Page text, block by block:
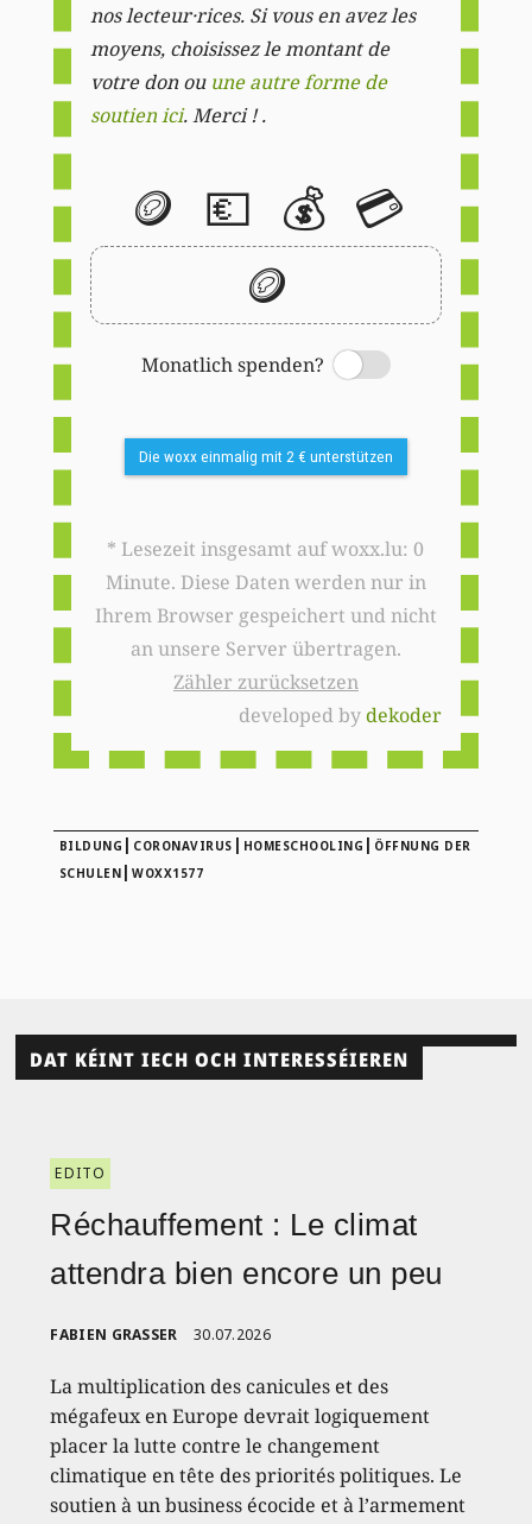
nos lecteur·rices. Si vous en avez les
moyens, choisissez le montant de
votre don ou une autre forme de
soutien ici. Merci ! .
🪙 💶 💰 💳
🪙
Monatlich spenden?
Switch
Die woxx einmalig mit 2 € unterstützen
* Lesezeit insgesamt auf woxx.lu: 0
Minute. Diese Daten werden nur in
Ihrem Browser gespeichert und nicht
an unsere Server übertragen.
Zähler zurücksetzen
developed bydekoder
BILDUNG | CORONAVIRUS | HOMESCHOOLING | ÖFFNUNG DER
SCHULEN |WOXX1577
DAT KÉINT IECH OCH INTERESSÉIEREN
EDITO
Réchauffement : Le climat
attendra bien encore un peu
FABIEN GRASSER 30.07.2026
La multiplication des canicules et des
mégafeux en Europe devrait logiquement
placer la lutte contre le changement
climatique en tête des priorités politiques. Le
soutien à un business écocide et à l’armement